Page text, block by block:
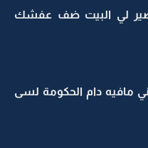
لي البيت ضف عفشك
مافيه دام الحكومة لسى